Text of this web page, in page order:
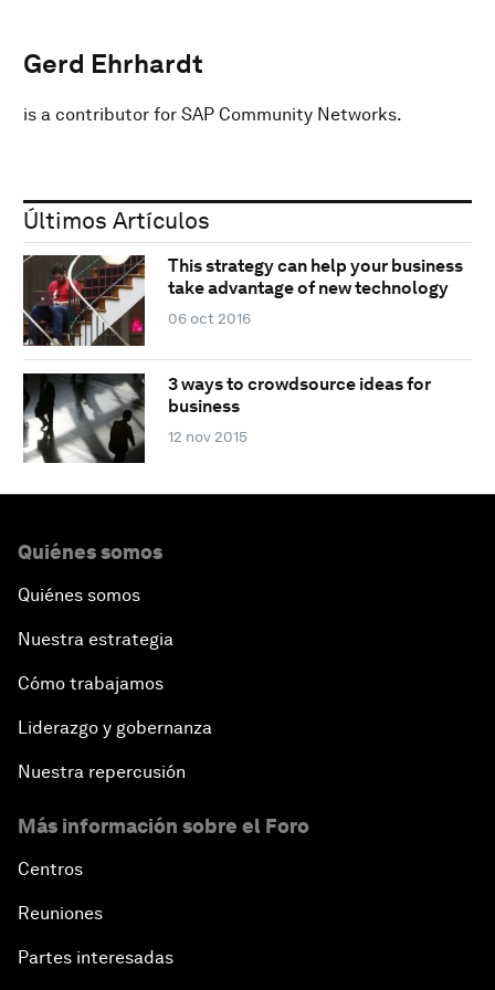
Gerd Ehrhardt
is a contributor for SAP Community Networks.
Últimos Artículos
This strategy can help your business
take advantage of new technology
06 oct 2016
3 ways to crowdsource ideas for
business
12 nov 2015
Quiénes somos
Quiénes somos
Nuestra estrategia
Cómo trabajamos
Liderazgo y gobernanza
Nuestra repercusión
Más información sobre el Foro
Centros
Reuniones
Partes interesadas